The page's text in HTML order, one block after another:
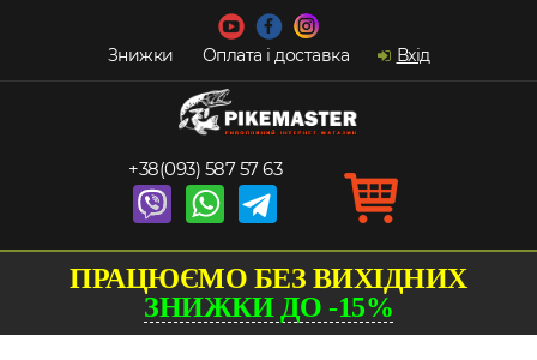
Знижки Оплата і доставка Вхід
+38(093) 587 57 63
ПРАЦЮЄМО БЕЗ ВИХІДНИХ
ЗНИЖКИ ДО -15%